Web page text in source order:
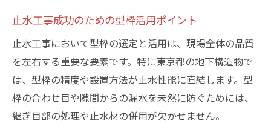
止水工事成功のための型枠活用ポイント
止水工事において型枠の選定と活用は、現場全体の品質
を左右する重要な要素です。特に東京都の地下構造物で
は、型枠の精度や設置方法が止水性能に直結します。型
枠の合わせ目や隙間からの漏水を未然に防ぐためには、
継ぎ目部の処理や止水材の併用が欠かせません。